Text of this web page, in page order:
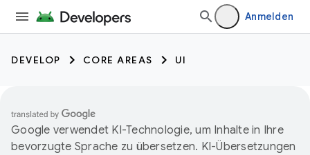
Anmelden
DEVELOP CORE AREAS UI
Google verwendet KI-Technologie, um Inhalte in Ihre
bevorzugte Sprache zu übersetzen. KI-Übersetzungen